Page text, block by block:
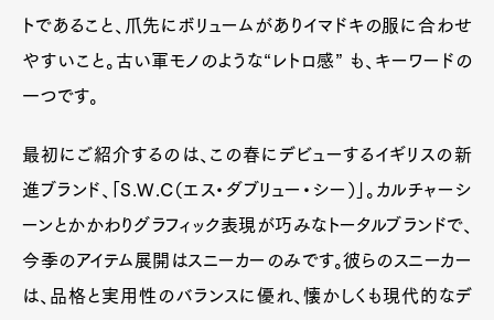
トであること、爪先にボリュームがありイマドキの服に合わせ
やすいこと。古い軍モノのような“レトロ感” も、キーワードの
一つです。
最初にご紹介するのは、この春にデビューするイギリスの新
進ブランド、「S.W.C（エス・ダブリュー・シー）」。カルチャーシ
ーンとかかわりグラフィック表現が巧みなトータルブランドで、
今季のアイテム展開はスニーカーのみです。彼らのスニーカー
は、品格と実用性のバランスに優れ、懐かしくも現代的なデ